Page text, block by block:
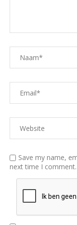
Save my name,
next time I comment.